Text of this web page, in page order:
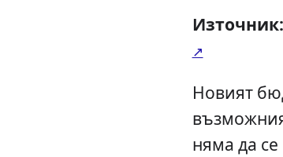
Източник:
Новият
няма да се